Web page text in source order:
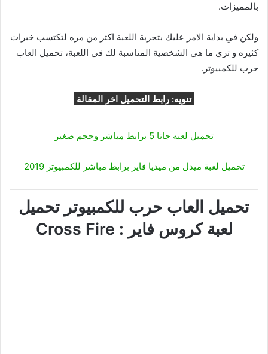
بالمميزات.
ولكن في بداية الامر عليك بتجربة اللعبة اكثر من مره لتكتسب خبرات
كثيره و تري ما هي الشخصية المناسبة لك في اللعبة، تحميل العاب
حرب للكمبيوتر.
تنويه: رابط التحميل اخر المقالة
تحميل لعبه جاتا 5 برابط مباشر وحجم صغير
تحميل لعبة ميدل من ميديا فاير برابط مباشر للكمبيوتر 2019
تحميل العاب حرب للكمبيوتر تحميل
لعبة كروس فاير : Cross Fire